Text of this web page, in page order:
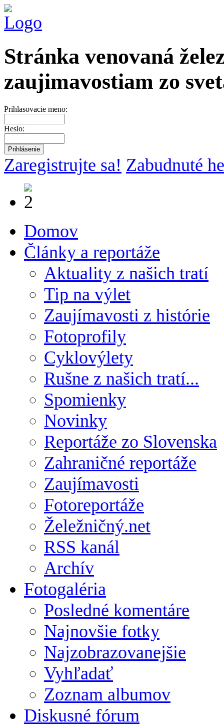
Stránka venovaná
zaujimavostiam zo
Prihlasovacie meno:
Heslo:
Zaregistrujte sa! Zabudnuté
Domov
Články a reportáže
Aktuality z našich tratí
Tip na výlet
Zaujímavosti z histórie
Fotoprofily
Cyklovýlety
Rušne z našich tratí...
Spomienky
Novinky
Reportáže zo Slovenska
Zahraničné reportáže
Zaujímavosti
Fotoreportáže
Želežničný.net
RSS kanál
Archív
Fotogaléria
Posledné komentáre
Najnovšie fotky
Najzobrazovanejšie
Vyhľadať
Zoznam albumov
Diskusné fórum